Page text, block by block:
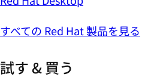
すべての Red Hat 製品を見る
試す & 買う